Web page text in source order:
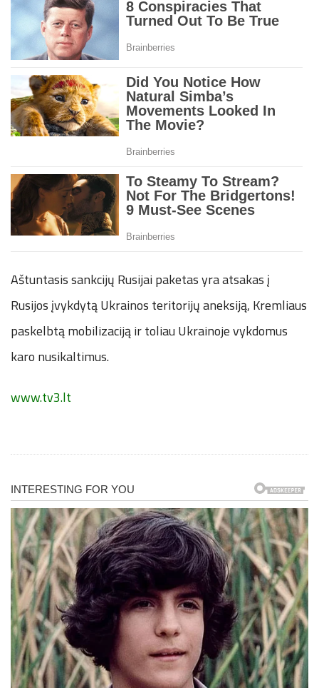
Aštuntasis sankcijų Rusijai paketas yra atsakas į
Rusijos įvykdytą Ukrainos teritorijų aneksiją, Kremliaus
paskelbtą mobilizaciją ir toliau Ukrainoje vykdomus
karo nusikaltimus.
www.tv3.lt